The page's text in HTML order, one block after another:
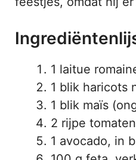
1 laitue
1 blik haricots
1 blik maïs
2 rijpe
1 avocado, in